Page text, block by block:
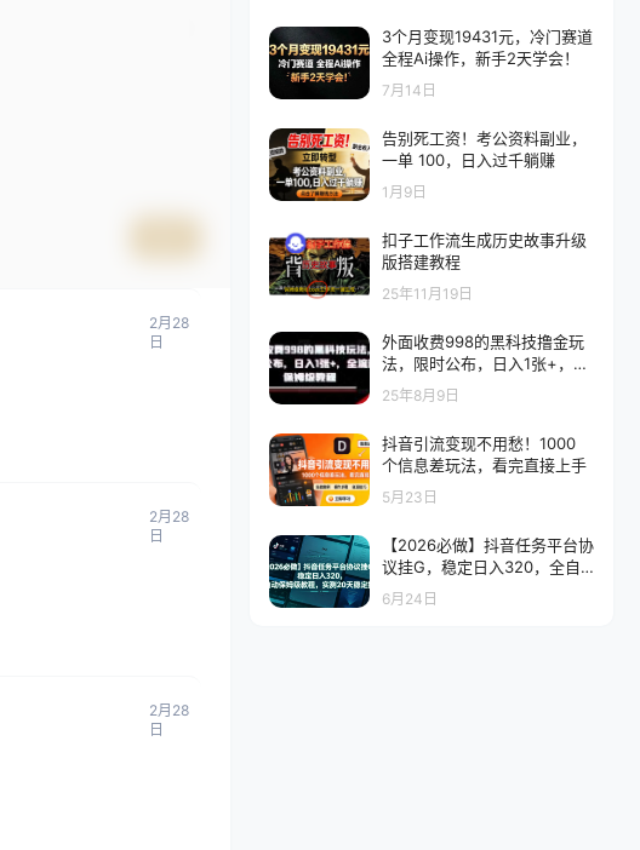
2月28
日
2月28
日
2月28
日
3个月变现19431元，冷门赛道
全程Ai操作，新手2天学会！
7月14日
告别死工资！考公资料副业，
一单 100，日入过千躺赚
1月9日
扣子工作流生成历史故事升级
版搭建教程
25年11月19日
外面收费998的黑科技撸金玩
法，限时公布，日入1张+，全
流程保姆级教程【揭秘】
25年8月9日
抖音引流变现不用愁！1000
个信息差玩法，看完直接上手
5月23日
【2026必做】抖音任务平台协
议挂G，稳定日入320，全自
动保姆级教程，实测20天稳定
提现
6月24日